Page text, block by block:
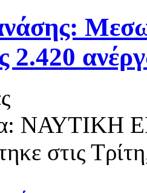
2.420
ΝΑΥΤΙΚΗ
στις